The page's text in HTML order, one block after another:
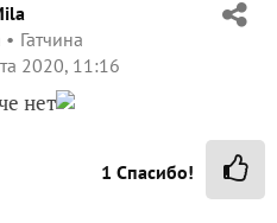
Гатчина
2020, 11:16
нет
1 Спасибо!